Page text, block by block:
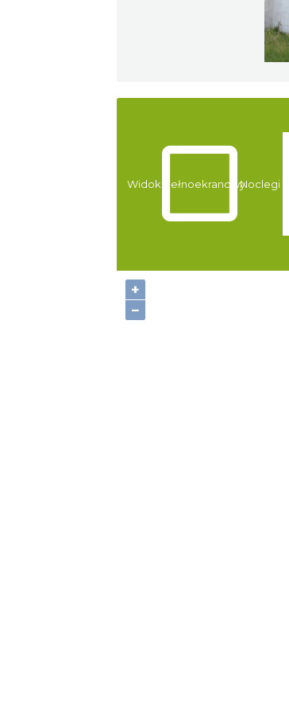
+
−
Widok pełnoekranowy:Noclegi